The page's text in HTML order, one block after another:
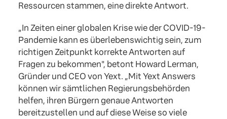
Ressourcen stammen, eine direkte Antwort.
„In Zeiten einer globalen Krise wie der COVID-19-
Pandemie kann es überlebenswichtig sein, zum
richtigen Zeitpunkt korrekte Antworten auf
Fragen zu bekommen", betont Howard Lerman,
Gründer und CEO von Yext. „Mit Yext Answers
können wir sämtlichen Regierungsbehörden
helfen, ihren Bürgern genaue Antworten
bereitzustellen und auf diese Weise so viele